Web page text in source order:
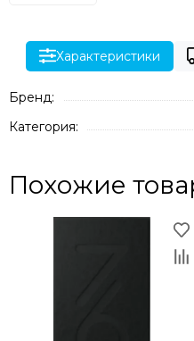
Характеристики
Бренд:
Категория:
Похожие